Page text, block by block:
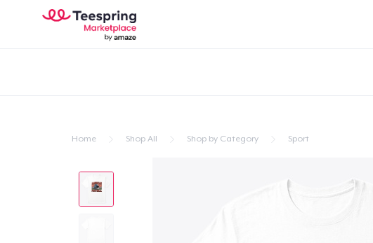
Home Shop All Shop by Category Sport